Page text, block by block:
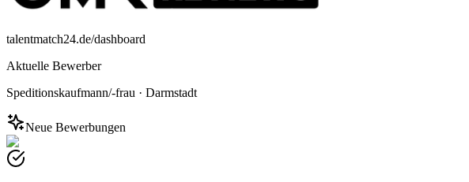
talentmatch24.de/dashboard
Aktuelle Bewerber
Speditionskaufmann/-frau · Darmstadt
Neue Bewerbungen